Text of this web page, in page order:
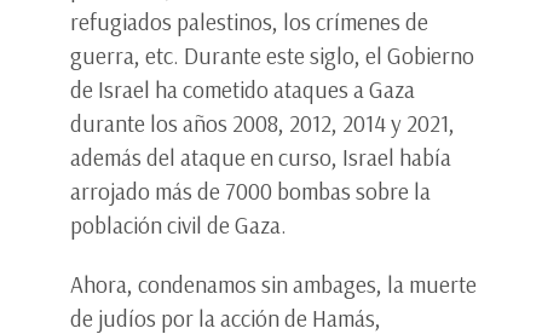
refugiados palestinos, los crímenes de
guerra, etc. Durante este siglo, el Gobierno
de Israel ha cometido ataques a Gaza
durante los años 2008, 2012, 2014 y 2021,
además del ataque en curso, Israel había
arrojado más de 7000 bombas sobre la
población civil de Gaza.
Ahora, condenamos sin ambages, la muerte
de judíos por la acción de Hamás,